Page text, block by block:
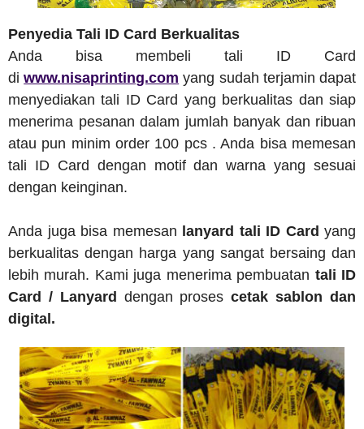
Penyedia Tali ID Card Berkualitas
Anda bisa membeli tali ID Card
diwww.nisaprinting.com yang sudah terjamin dapat
menyediakan tali ID Card yang berkualitas dan siap
menerima pesanan dalam jumlah banyak dan ribuan
atau pun minim order 100 pcs . Anda bisa memesan
tali ID Card dengan motif dan warna yang sesuai
dengan keinginan.
Anda juga bisa memesan lanyard tali ID Card yang
berkualitas dengan harga yang sangat bersaing dan
lebih murah. Kami juga menerima pembuatan tali ID
Card / Lanyard dengan prosescetak sablon dan
digital.